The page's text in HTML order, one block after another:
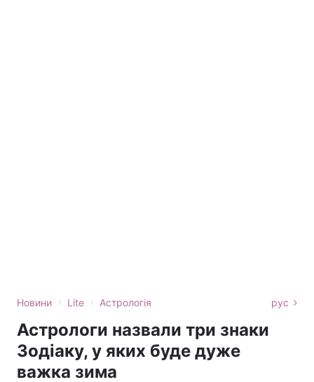
Новини › Lite › Астрологія рус
Астрологи назвали три знаки
Зодіаку, у яких буде дуже